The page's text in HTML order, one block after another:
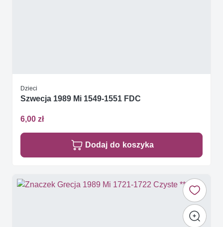
Dzieci
Szwecja 1989 Mi 1549-1551 FDC
6,00 zł
Dodaj do koszyka